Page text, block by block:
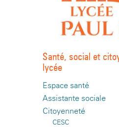
Santé, social et
lycée
Espace santé
Assistante sociale
Citoyenneté
CESC